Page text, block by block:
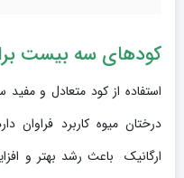
کودهای سه بیست
استفاده از کود متعادل و
درختان میوه کاربرد فراوان
ارگانیک باعث رشد بهتر و